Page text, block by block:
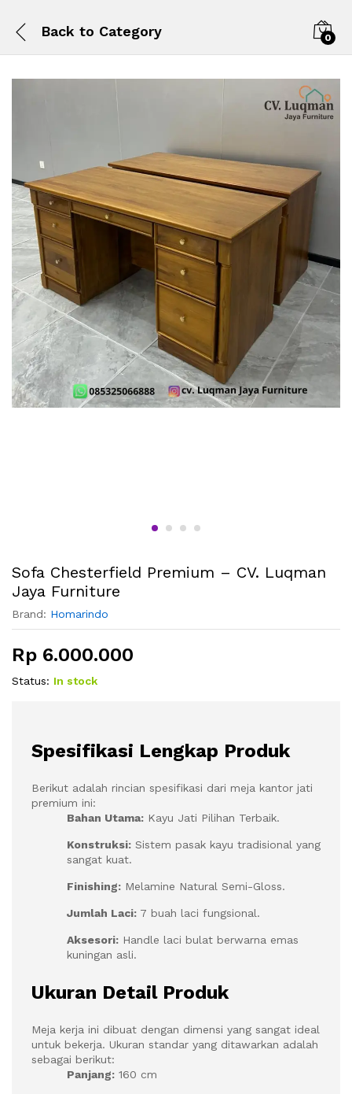
Back to Category 0
Sofa Chesterfield Premium – CV. Luqman
Jaya Furniture
Brand: Homarindo
Rp 6.000.000
Status: In stock
Spesifikasi Lengkap Produk
Berikut adalah rincian spesifikasi dari meja kantor jati
premium ini:
Bahan Utama: Kayu Jati Pilihan Terbaik.
Konstruksi: Sistem pasak kayu tradisional yang
sangat kuat.
Finishing: Melamine Natural Semi-Gloss.
Jumlah Laci: 7 buah laci fungsional.
Aksesori: Handle laci bulat berwarna emas
kuningan asli.
Ukuran Detail Produk
Meja kerja ini dibuat dengan dimensi yang sangat ideal
untuk bekerja. Ukuran standar yang ditawarkan adalah
sebagai berikut:
Panjang: 160 cm